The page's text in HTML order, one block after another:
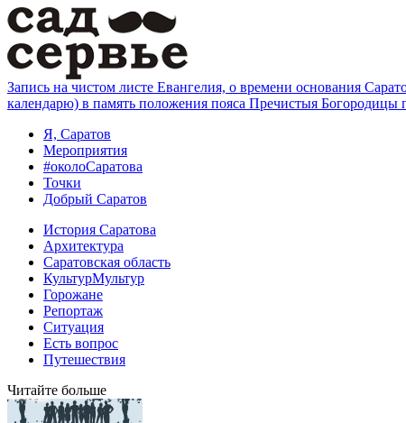
Запись на чистом листе Евангелия, о времени основания
календарю) в память положения пояса Пречистыя Богородицы
Я, Саратов
Мероприятия
#околоСаратова
Точки
Добрый Саратов
История Саратова
Архитектура
Саратовская область
КультурМультур
Горожане
Репортаж
Ситуация
Есть вопрос
Путешествия
Читайте больше